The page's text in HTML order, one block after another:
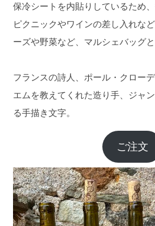
保冷シートを内貼りしているため
ピクニックやワインの差し入れな
ーズや野菜など、マルシェバッグ
フランスの詩人、ポール・クロー
エムを教えてくれた造り手、ジャ
る手描き文字。
ご注文